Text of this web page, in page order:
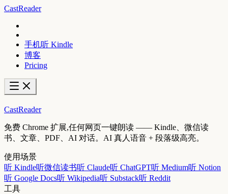
CastReader
手机听 Kindle
博客
Pricing
CastReader
免费 Chrome 扩展,任何网页一键朗读 —— Kindle、微信读
书、文章、PDF、AI 对话。AI 真人语音 + 段落级高亮。
使用场景
听 Kindle听微信读书听 Claude听 ChatGPT听 Medium听 Notion
听 Google Docs听 Wikipedia听 Substack听 Reddit
工具